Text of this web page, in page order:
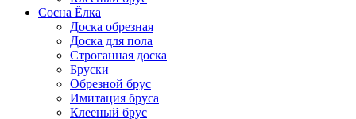
Сосна Ёлка
Доска обрезная
Доска для пола
Строганная доска
Бруски
Обрезной брус
Имитация бруса
Клееный брус